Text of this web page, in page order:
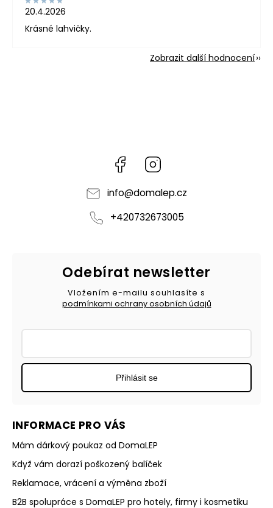
20.4.2026
Krásné lahvičky.
Zobrazit další hodnocení
Facebook
info@domalep.cz
+420732673005
INFORMACE PRO VÁS
Mám dárkový poukaz od DomaLEP
Když vám dorazí poškozený balíček
Reklamace, vrácení a výměna zboží
B2B spolupráce s DomaLEP pro hotely, firmy i kosmetiku
Odebírat newsletter
Vložením e-mailu souhlasíte s
podmínkami ochrany osobních údajů
Přihlásit se